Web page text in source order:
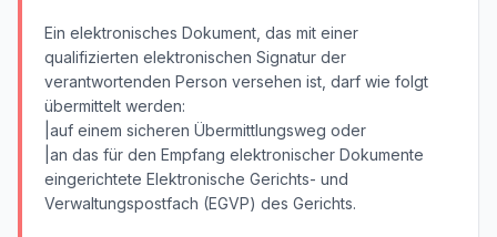
Ein elektronisches Dokument, das mit einer
qualifizierten elektronischen Signatur der
verantwortenden Person versehen ist, darf wie folgt
übermittelt werden:
|auf einem sicheren Übermittlungsweg oder
|an das für den Empfang elektronischer Dokumente
eingerichtete Elektronische Gerichts- und
Verwaltungspostfach (EGVP) des Gerichts.